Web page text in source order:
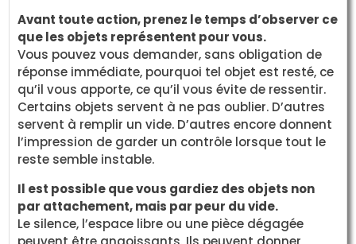
Avant toute action, prenez le temps d’observer ce
que les objets représentent pour vous.
Vous pouvez vous demander, sans obligation de
réponse immédiate, pourquoi tel objet est resté, ce
qu’il vous apporte, ce qu’il vous évite de ressentir.
Certains objets servent à ne pas oublier. D’autres
servent à remplir un vide. D’autres encore donnent
l’impression de garder un contrôle lorsque tout le
reste semble instable.
Il est possible que vous gardiez des objets non
par attachement, mais par peur du vide.
Le silence, l’espace libre ou une pièce dégagée